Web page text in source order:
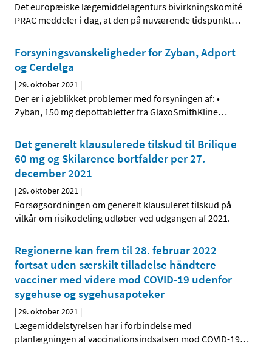
Det europæiske lægemiddelagenturs bivirkningskomité
PRAC meddeler i dag, at den på nuværende tidspunkt…
Forsyningsvanskeligheder for Zyban, Adport
og Cerdelga
|29. oktober 2021 |
Der er i øjeblikket problemer med forsyningen af: •
Zyban, 150 mg depottabletter fra GlaxoSmithKline…
Det generelt klausulerede tilskud til Brilique
60 mg og Skilarence bortfalder per 27.
december 2021
|29. oktober 2021 |
Forsøgsordningen om generelt klausuleret tilskud på
vilkår om risikodeling udløber ved udgangen af 2021.
Regionerne kan frem til 28. februar 2022
fortsat uden særskilt tilladelse håndtere
vacciner med videre mod COVID-19 udenfor
sygehuse og sygehusapoteker
|29. oktober 2021 |
Lægemiddelstyrelsen har i forbindelse med
planlægningen af vaccinationsindsatsen mod COVID-19…